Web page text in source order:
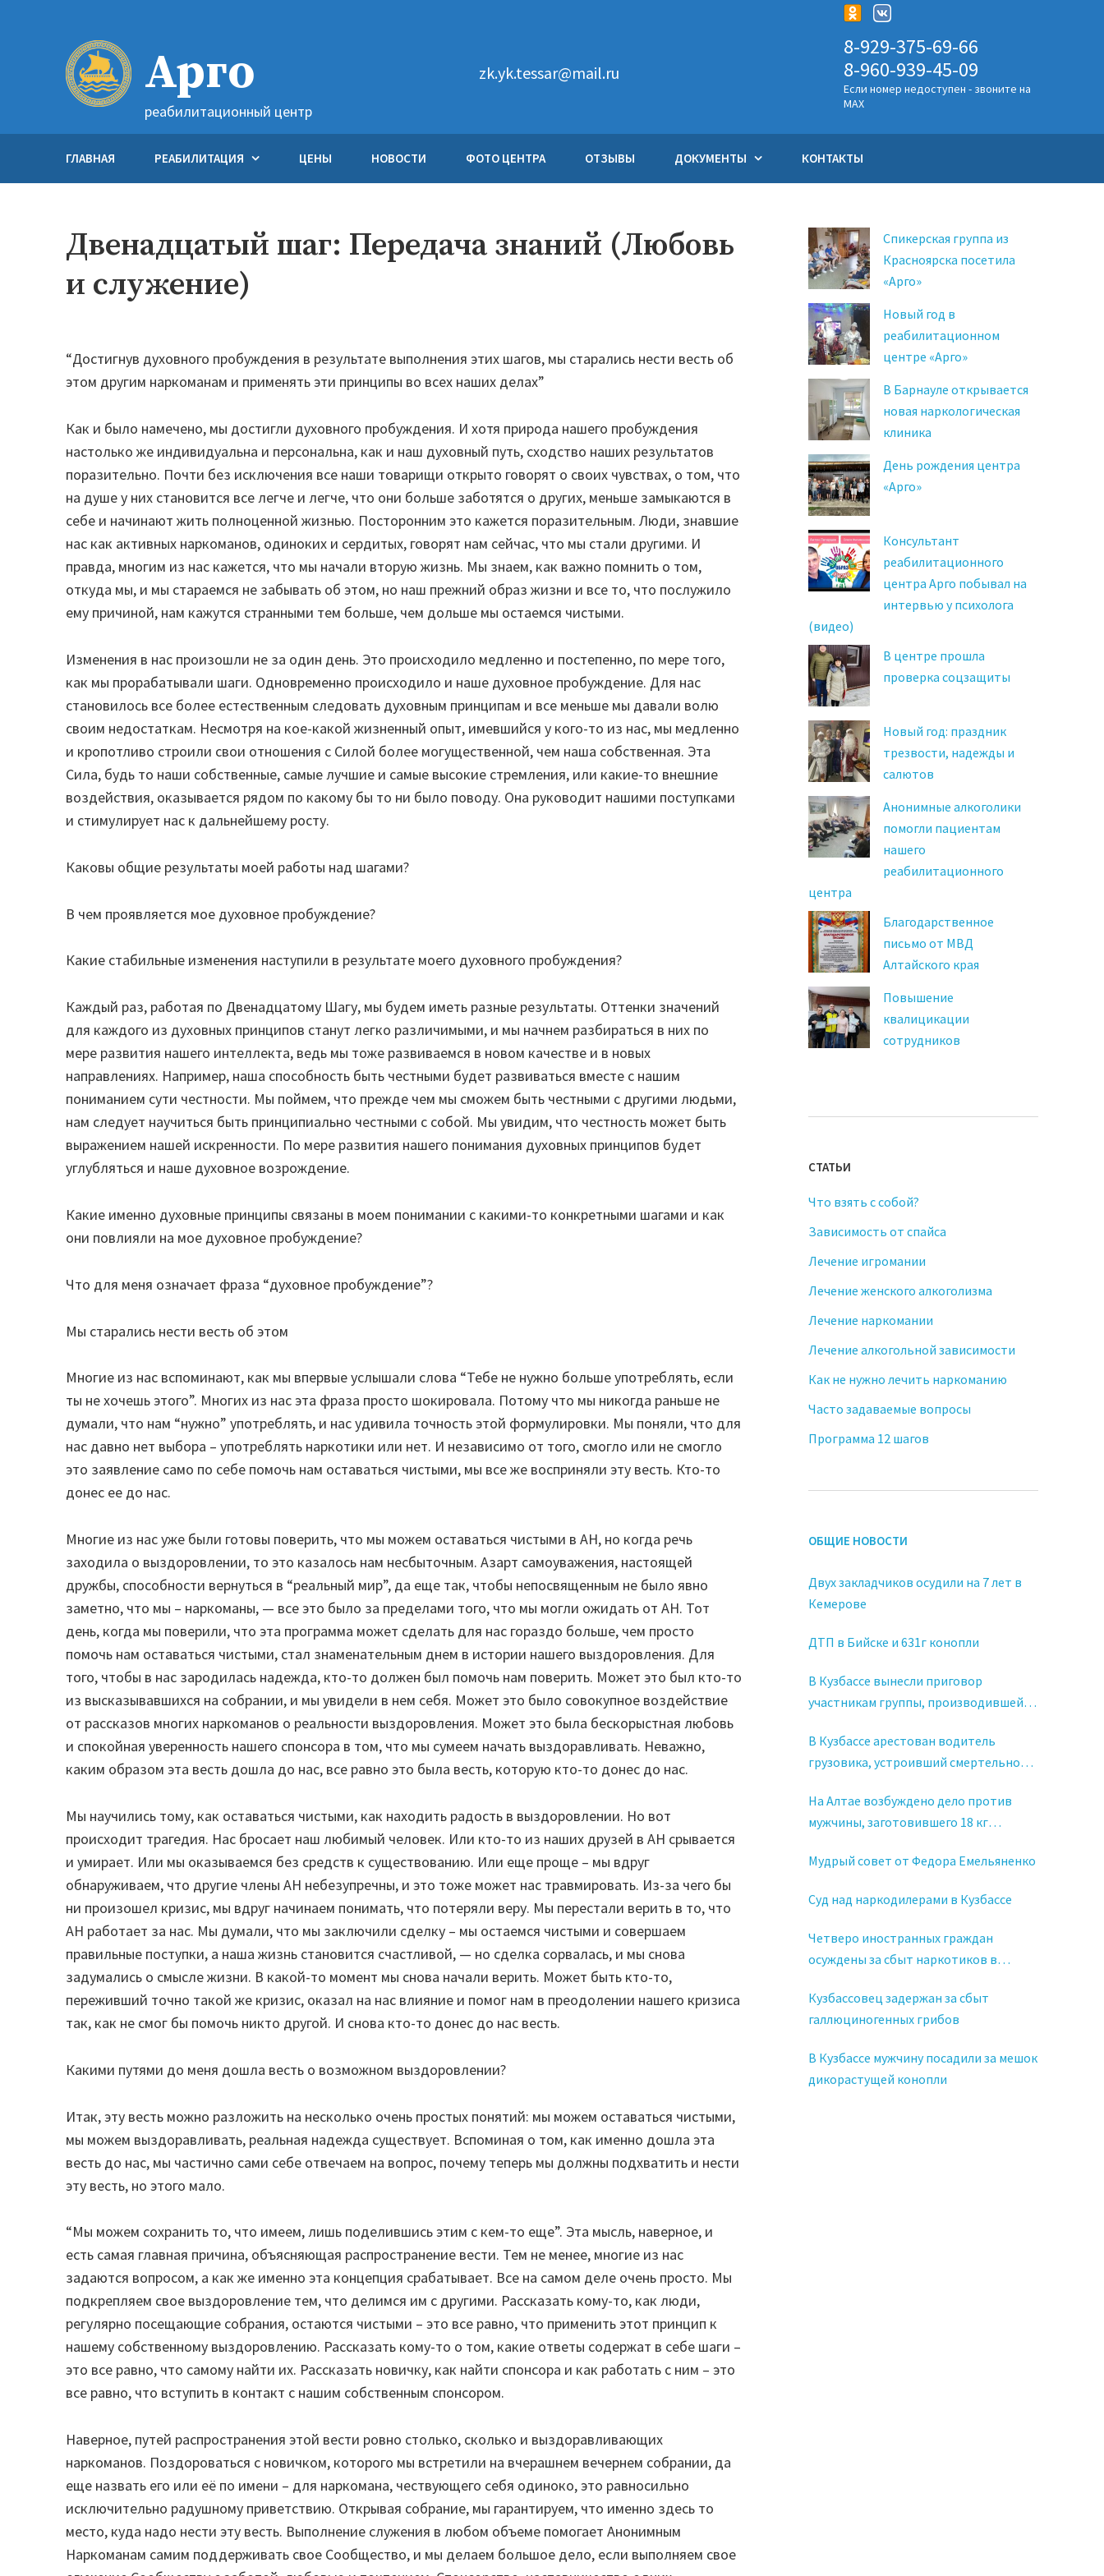
содержимому
Арго
реабилитационный центр
zk.yk.tessar@mail.ru
8-929-375-69-66
8-960-939-45-09
Если номер недоступен - звоните на
MAX
ГЛАВНАЯ РЕАБИЛИТАЦИЯ ЦЕНЫ НОВОСТИ ФОТО ЦЕНТРА ОТЗЫВЫ ДОКУМЕНТЫ КОНТАКТЫ
Двенадцатый шаг: Передача знаний (Любовь
и служение)
“Достигнув духовного пробуждения в результате выполнения этих шагов, мы старались нести весть об
этом другим наркоманам и применять эти принципы во всех наших делах”
Как и было намечено, мы достигли духовного пробуждения. И хотя природа нашего пробуждения
настолько же индивидуальна и персональна, как и наш духовный путь, сходство наших результатов
поразительно. Почти без исключения все наши товарищи открыто говорят о своих чувствах, о том, что
на душе у них становится все легче и легче, что они больше заботятся о других, меньше замыкаются в
себе и начинают жить полноценной жизнью. Посторонним это кажется поразительным. Люди, знавшие
нас как активных наркоманов, одиноких и сердитых, говорят нам сейчас, что мы стали другими. И
правда, многим из нас кажется, что мы начали вторую жизнь. Мы знаем, как важно помнить о том,
откуда мы, и мы стараемся не забывать об этом, но наш прежний образ жизни и все то, что послужило
ему причиной, нам кажутся странными тем больше, чем дольше мы остаемся чистыми.
Изменения в нас произошли не за один день. Это происходило медленно и постепенно, по мере того,
как мы прорабатывали шаги. Одновременно происходило и наше духовное пробуждение. Для нас
становилось все более естественным следовать духовным принципам и все меньше мы давали волю
своим недостаткам. Несмотря на кое-какой жизненный опыт, имевшийся у кого-то из нас, мы медленно
и кропотливо строили свои отношения с Силой более могущественной, чем наша собственная. Эта
Сила, будь то наши собственные, самые лучшие и самые высокие стремления, или какие-то внешние
воздействия, оказывается рядом по какому бы то ни было поводу. Она руководит нашими поступками
и стимулирует нас к дальнейшему росту.
Каковы общие результаты моей работы над шагами?
В чем проявляется мое духовное пробуждение?
Какие стабильные изменения наступили в результате моего духовного пробуждения?
Каждый раз, работая по Двенадцатому Шагу, мы будем иметь разные результаты. Оттенки значений
для каждого из духовных принципов станут легко различимыми, и мы начнем разбираться в них по
мере развития нашего интеллекта, ведь мы тоже развиваемся в новом качестве и в новых
направлениях. Например, наша способность быть честными будет развиваться вместе с нашим
пониманием сути честности. Мы поймем, что прежде чем мы сможем быть честными с другими людьми,
нам следует научиться быть принципиально честными с собой. Мы увидим, что честность может быть
выражением нашей искренности. По мере развития нашего понимания духовных принципов будет
углубляться и наше духовное возрождение.
Какие именно духовные принципы связаны в моем понимании с какими-то конкретными шагами и как
они повлияли на мое духовное пробуждение?
Что для меня означает фраза “духовное пробуждение”?
Мы старались нести весть об этом
Многие из нас вспоминают, как мы впервые услышали слова “Тебе не нужно больше употреблять, если
ты не хочешь этого”. Многих из нас эта фраза просто шокировала. Потому что мы никогда раньше не
думали, что нам “нужно” употреблять, и нас удивила точность этой формулировки. Мы поняли, что для
нас давно нет выбора – употреблять наркотики или нет. И независимо от того, смогло или не смогло
это заявление само по себе помочь нам оставаться чистыми, мы все же восприняли эту весть. Кто-то
донес ее до нас.
Многие из нас уже были готовы поверить, что мы можем оставаться чистыми в АН, но когда речь
заходила о выздоровлении, то это казалось нам несбыточным. Азарт самоуважения, настоящей
дружбы, способности вернуться в “реальный мир”, да еще так, чтобы непосвященным не было явно
заметно, что мы – наркоманы, — все это было за пределами того, что мы могли ожидать от АН. Тот
день, когда мы поверили, что эта программа может сделать для нас гораздо больше, чем просто
помочь нам оставаться чистыми, стал знаменательным днем в истории нашего выздоровления. Для
того, чтобы в нас зародилась надежда, кто-то должен был помочь нам поверить. Может это был кто-то
из высказывавшихся на собрании, и мы увидели в нем себя. Может это было совокупное воздействие
от рассказов многих наркоманов о реальности выздоровления. Может это была бескорыстная любовь
и спокойная уверенность нашего спонсора в том, что мы сумеем начать выздоравливать. Неважно,
каким образом эта весть дошла до нас, все равно это была весть, которую кто-то донес до нас.
Мы научились тому, как оставаться чистыми, как находить радость в выздоровлении. Но вот
происходит трагедия. Нас бросает наш любимый человек. Или кто-то из наших друзей в АН срывается
и умирает. Или мы оказываемся без средств к существованию. Или еще проще – мы вдруг
обнаруживаем, что другие члены АН небезупречны, и это тоже может нас травмировать. Из-за чего бы
ни произошел кризис, мы вдруг начинаем понимать, что потеряли веру. Мы перестали верить в то, что
АН работает за нас. Мы думали, что мы заключили сделку – мы остаемся чистыми и совершаем
правильные поступки, а наша жизнь становится счастливой, — но сделка сорвалась, и мы снова
задумались о смысле жизни. В какой-то момент мы снова начали верить. Может быть кто-то,
переживший точно такой же кризис, оказал на нас влияние и помог нам в преодолении нашего кризиса
так, как не смог бы помочь никто другой. И снова кто-то донес до нас весть.
Какими путями до меня дошла весть о возможном выздоровлении?
Итак, эту весть можно разложить на несколько очень простых понятий: мы можем оставаться чистыми,
мы можем выздоравливать, реальная надежда существует. Вспоминая о том, как именно дошла эта
весть до нас, мы частично сами себе отвечаем на вопрос, почему теперь мы должны подхватить и нести
эту весть, но этого мало.
“Мы можем сохранить то, что имеем, лишь поделившись этим с кем-то еще”. Эта мысль, наверное, и
есть самая главная причина, объясняющая распространение вести. Тем не менее, многие из нас
задаются вопросом, а как же именно эта концепция срабатывает. Все на самом деле очень просто. Мы
подкрепляем свое выздоровление тем, что делимся им с другими. Рассказать кому-то, как люди,
регулярно посещающие собрания, остаются чистыми – это все равно, что применить этот принцип к
нашему собственному выздоровлению. Рассказать кому-то о том, какие ответы содержат в себе шаги –
это все равно, что самому найти их. Рассказать новичку, как найти спонсора и как работать с ним – это
все равно, что вступить в контакт с нашим собственным спонсором.
Наверное, путей распространения этой вести ровно столько, сколько и выздоравливающих
наркоманов. Поздороваться с новичком, которого мы встретили на вчерашнем вечернем собрании, да
еще назвать его или её по имени – для наркомана, чествующего себя одиноко, это равносильно
исключительно радушному приветствию. Открывая собрание, мы гарантируем, что именно здесь то
место, куда надо нести эту весть. Выполнение служения в любом объеме помогает Анонимным
Наркоманам самим поддерживать свое Сообщество, и мы делаем большое дело, если выполняем свое
Спикерская группа из
Красноярска посетила
«Арго»
Новый год в
реабилитационном
центре «Арго»
В Барнауле открывается
новая наркологическая
клиника
День рождения центра
«Арго»
Консультант
реабилитационного
центра Арго побывал на
интервью у психолога
(видео)
В центре прошла
проверка соцзащиты
Новый год: праздник
трезвости, надежды и
салютов
Анонимные алкоголики
помогли пациентам
нашего
реабилитационного
центра
Благодарственное
письмо от МВД
Алтайского края
Повышение
квалицикации
сотрудников
СТАТЬИ
Что взять с собой?
Зависимость от спайса
Лечение игромании
Лечение женского алкоголизма
Лечение наркомании
Лечение алкогольной зависимости
Как не нужно лечить наркоманию
Часто задаваемые вопросы
Программа 12 шагов
ОБЩИЕ НОВОСТИ
Двух закладчиков осудили на 7 лет в
Кемерове
ДТП в Бийске и 631г конопли
В Кузбассе вынесли приговор
участникам группы, производившей
В Кузбассе арестован водитель
грузовика, устроивший смертельное
опьянения
На Алтае возбуждено дело против
мужчины, заготовившего 18 кг
Мудрый совет от Федора Емельяненко
Суд над наркодилерами в Кузбассе
Четверо иностранных граждан
осуждены за сбыт наркотиков в
Кузбассовец задержан за сбыт
галлюциногенных грибов
В Кузбассе мужчину посадили за мешок
дикорастущей конопли